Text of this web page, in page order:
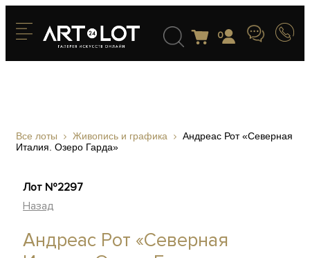
0
Все лоты Живопись и графика
Андреас Рот «Северная
Италия. Озеро Гарда»
Лот №2297
Назад
Андреас Рот «Северная